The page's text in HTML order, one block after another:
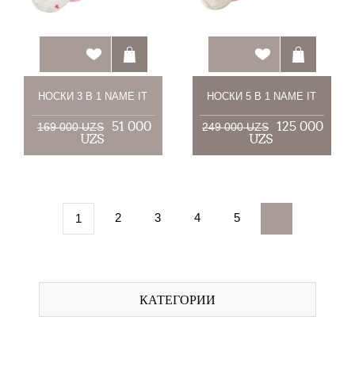
НОСКИ 3 В 1 NAME IT
169 000 UZS
51 000
UZS
НОСКИ 5 В 1 NAME IT
249 000 UZS
125 000
UZS
1 2 3 4 5
КАТЕГОРИИ